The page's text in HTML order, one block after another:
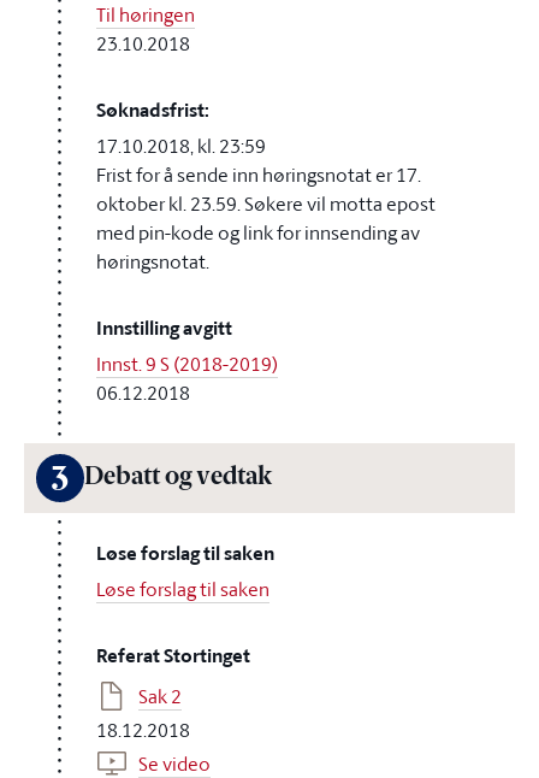
Til høringen
23.10.2018
Søknadsfrist:
17.10.2018, kl. 23:59
Frist for å sende inn høringsnotat er 17.
oktober kl. 23.59. Søkere vil motta epost
med pin-kode og link for innsending av
høringsnotat.
Innstilling avgitt
Innst. 9 S (2018-2019)
06.12.2018
3 Debatt og vedtak
Løse forslag til saken
Løse forslag til saken
Referat Stortinget
Sak 2
18.12.2018
Se video